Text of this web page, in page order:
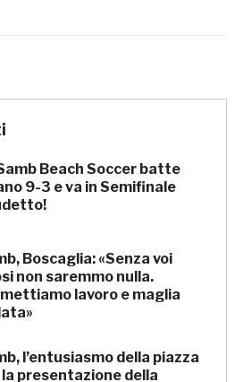
Beach Soccer batte
9-3 e va in Semifinale
Boscaglia: «Senza voi
non saremmo nulla.
lavoro e maglia
l’entusiasmo della piazza
presentazione della